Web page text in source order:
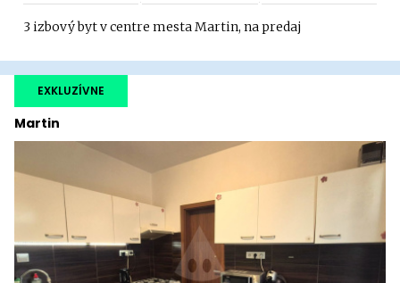
3 izbový byt v centre mesta Martin, na predaj
Martin
EXKLUZÍVNE